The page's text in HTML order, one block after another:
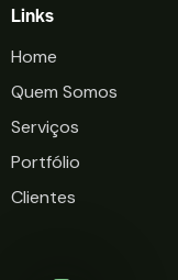
Links
Home
Quem Somos
Serviços
Portfólio
Clientes